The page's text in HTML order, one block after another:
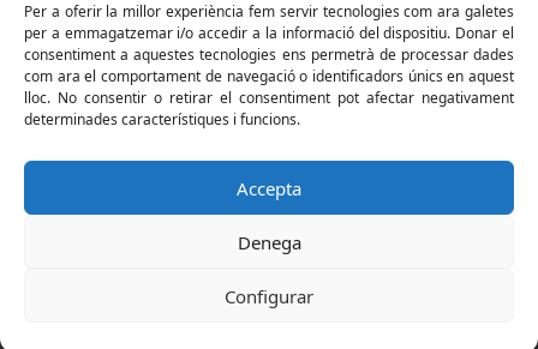
Per a oferir la millor experiència fem servir tecnologies com ara galetes
per a emmagatzemar i/o accedir a la informació del dispositiu. Donar el
consentiment a aquestes tecnologies ens permetrà de processar dades
com ara el comportament de navegació o identificadors únics en aquest
lloc. No consentir o retirar el consentiment pot afectar negativament
determinades característiques i funcions.
Accepta
Denega
Configurar